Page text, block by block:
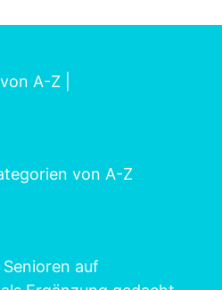
A-Z|
von A-Z
auf